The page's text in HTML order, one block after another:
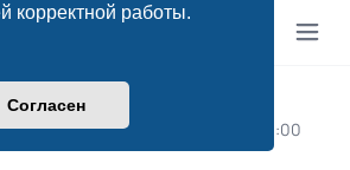
корректной работы.
Согласен
|Правила|Часовой пояс: UTC+03:00